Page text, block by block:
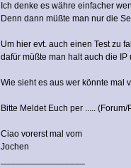
Ich denke es währe einfacher
Denn dann müßte man nur die
Um hier evt. auch einen Test zu
dafür müßte man halt auch die
Wie sieht es aus wer könnte mal
Bitte Meldet Euch per .....
Ciao vorerst mal vom
Jochen